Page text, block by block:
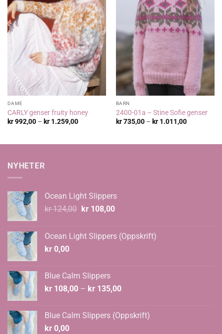
DAME
CARLY genser fruity honey
kr992,00 – kr1.259,00Prisområde:
BARN
2400-01a – Stine Sofie genser
kr735,00 – kr1.011,00
NYHETER
Ocean Light Slippers
kr124,00 Opprinnelig
kr 124,00.
kr108,00Nåværende
kr 108,00.
Ocean Light Slippers (Oppskrift)
kr 0,00
Blue Calm Slippers
kr 108,00 – kr 135,00Prisområde:
kr 135,00
Blue Calm Slippers (Oppskrift)
kr 0,00